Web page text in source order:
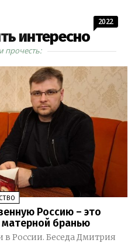
интересно
2022
прочесть:
Россию – это
бранью
России. Беседа Дмитрия